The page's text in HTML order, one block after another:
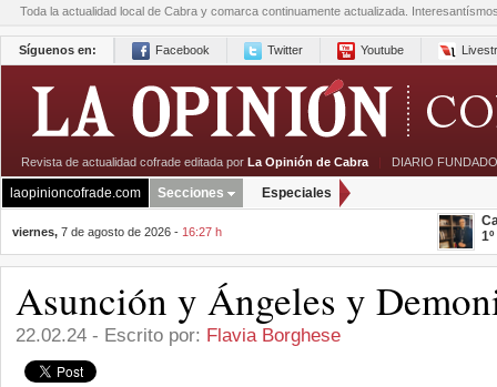
Toda la actualidad local de Cabra y comarca continuamente actualizada.
Síguenos en: Facebook Twitter Youtube
Revista de actualidad cofrade editada por La Opinión de Cabra | DIARIO
laopinioncofrade.com Secciones Especiales
viernes, 7 de agosto de 2026 - 16:27 h
Asunción y Ángeles y
22.02.24 - Escrito por: Flavia Borghese